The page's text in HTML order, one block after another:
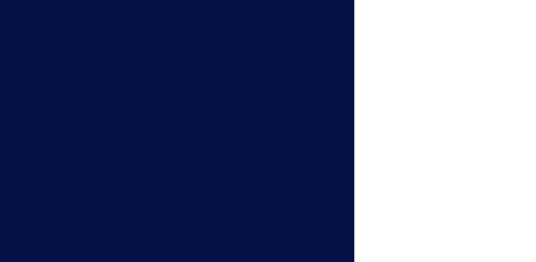
il silenzio